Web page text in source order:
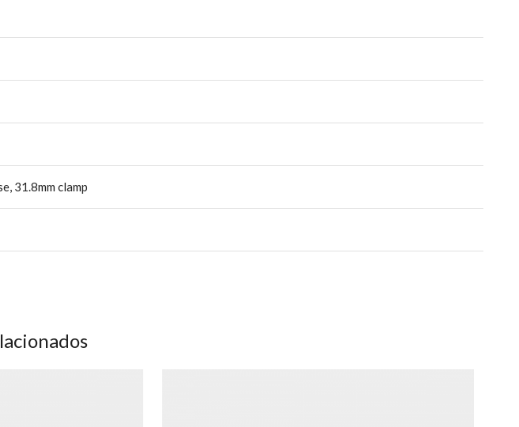
31.8mm clamp